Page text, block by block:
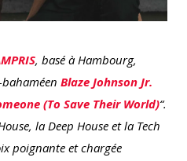
, basé à Hambourg,
bahaméen Blaze Johnson Jr.
(To Save Their World)“.
la Deep House et la Tech
poignante et chargée